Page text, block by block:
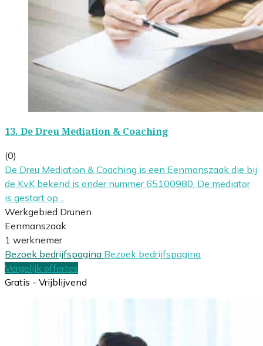
13. De Dreu Mediation & Coaching
(0)
De Dreu Mediation & Coaching is een Eenmanszaak die bij
de KvK bekend is onder nummer 65100980. De mediator
is gestart op…
Werkgebied Drunen
Eenmanszaak
1 werknemer
Bezoek bedrijfspagina Bezoek bedrijfspagina
Vergelijk offertes
Gratis - Vrijblijvend